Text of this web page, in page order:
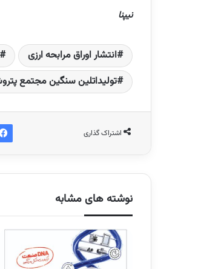
نیپنا
انتشار اوراق مرابحه ارزی
تولیداتلین سنگین مجتمع
اشتراک گذاری
نوشته های مشابه